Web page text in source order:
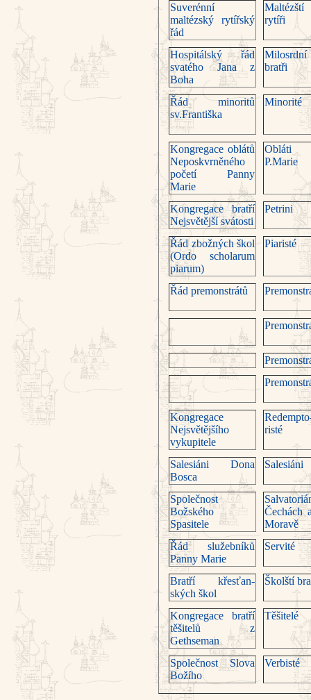
Suverénní
maltézský rytířský
řád
Maltézští
rytíři
Hospitálský řád
svatého Jana z
Boha
Milosrdní
bratři
Řád minoritů
sv.Františka
Minorité
Kongregace oblátů
Neposkvr­něné­ho
po­četí Panny
Marie
Obláti
P.Marie
Kongregace bratří
Nejsvětější svátosti
Petrini
Řád zbož­ných škol
(Ordo scholarum
piarum)
Piaristé
Řád premonstrátů
Kongregace
Nejsvětějšího
vykupitele
risté
Salesiáni Dona
Bosca
Salesiáni
Společnost
Božského
Spasitele
Čechách
Moravě
Řád služební­ků
Panny Marie
Servité
Bratří křesťan­
ských škol
Školští
Kongregace bratří
těšitelů z
Gethseman
Těšitelé
Společnost Slova
Božího
Verbisté